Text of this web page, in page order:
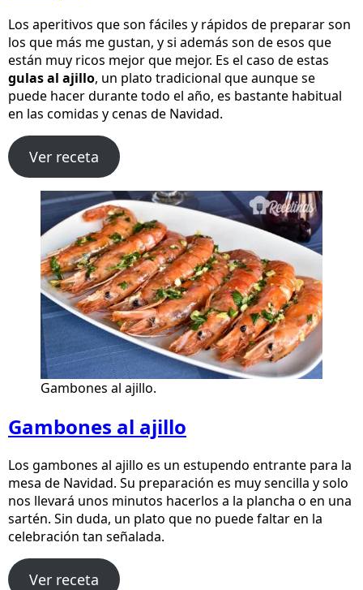
Los aperitivos que son fáciles y rápidos de preparar son
los que más me gustan, y si además son de esos que
están muy ricos mejor que mejor. Es el caso de estas
gulas al ajillo, un plato tradicional que aunque se
puede hacer durante todo el año, es bastante habitual
en las comidas y cenas de Navidad.
Ver receta
Gambones al ajillo.
Gambones al ajillo
Los gambones al ajillo es un estupendo entrante para la
mesa de Navidad. Su preparación es muy sencilla y solo
nos llevará unos minutos hacerlos a la plancha o en una
sartén. Sin duda, un plato que no puede faltar en la
celebración tan señalada.
Ver receta